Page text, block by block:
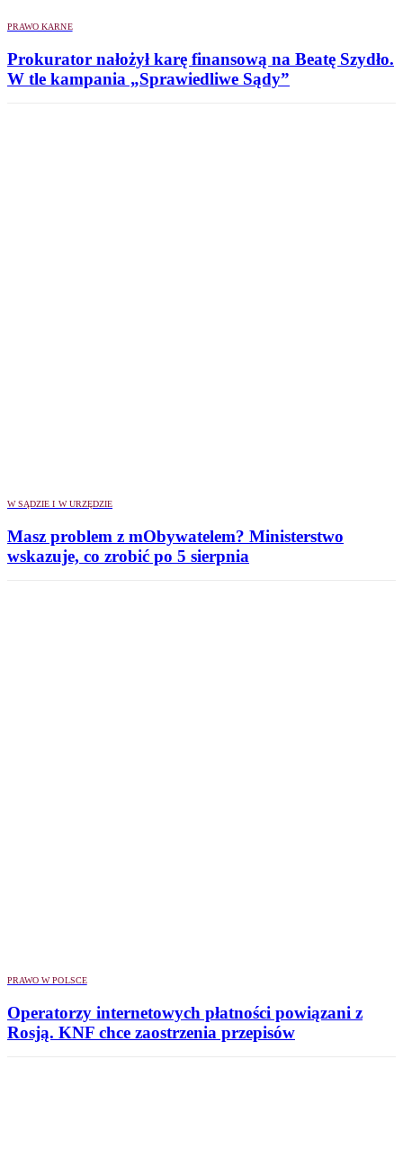
PRAWO KARNE
Prokurator nałożył karę finansową na Beatę Szydło.
W tle kampania „Sprawiedliwe Sądy”
W SĄDZIE I W URZĘDZIE
Masz problem z mObywatelem? Ministerstwo
wskazuje, co zrobić po 5 sierpnia
PRAWO W POLSCE
Operatorzy internetowych płatności powiązani z
Rosją. KNF chce zaostrzenia przepisów